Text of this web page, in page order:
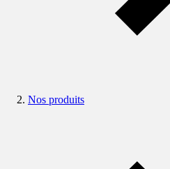
Nos produits